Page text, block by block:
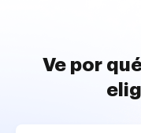
Ve por